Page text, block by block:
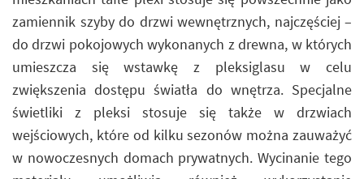
zamiennik szyby do drzwi wewnętrznych, najczęściej –
do drzwi pokojowych wykonanych z drewna, w których
umieszcza się wstawkę z pleksiglasu w celu
zwiększenia dostępu światła do wnętrza. Specjalne
świetliki z pleksi stosuje się także w drzwiach
wejściowych, które od kilku sezonów można zauważyć
w nowoczesnych domach prywatnych. Wycinanie tego